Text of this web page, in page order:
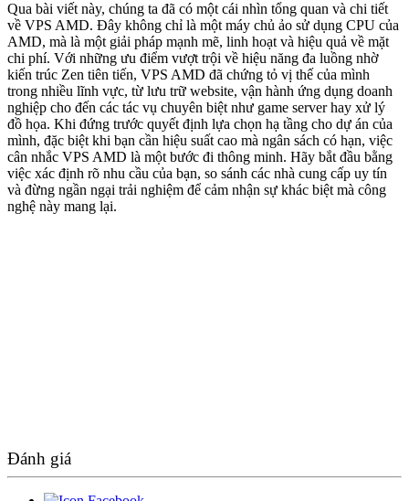
Qua bài viết này, chúng ta đã có một cái nhìn tổng quan và chi tiết
về VPS AMD. Đây không chỉ là một máy chủ ảo sử dụng CPU của
AMD, mà là một giải pháp mạnh mẽ, linh hoạt và hiệu quả về mặt
chi phí. Với những ưu điểm vượt trội về hiệu năng đa luồng nhờ
kiến trúc Zen tiên tiến, VPS AMD đã chứng tỏ vị thế của mình
trong nhiều lĩnh vực, từ lưu trữ website, vận hành ứng dụng doanh
nghiệp cho đến các tác vụ chuyên biệt như game server hay xử lý
đồ họa. Khi đứng trước quyết định lựa chọn hạ tầng cho dự án của
mình, đặc biệt khi bạn cần hiệu suất cao mà ngân sách có hạn, việc
cân nhắc VPS AMD là một bước đi thông minh. Hãy bắt đầu bằng
việc xác định rõ nhu cầu của bạn, so sánh các nhà cung cấp uy tín
và đừng ngần ngại trải nghiệm để cảm nhận sự khác biệt mà công
nghệ này mang lại.
Đánh giá